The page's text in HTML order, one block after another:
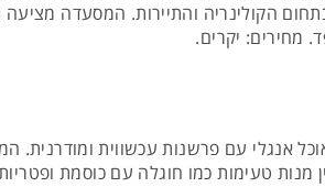
הקולינריה והתיירות. המסעדה
מחירים: יקרים.
אנגלי עם פרשנות עכשווית
מנות טעימות כמו חוגלה עם כוסמת